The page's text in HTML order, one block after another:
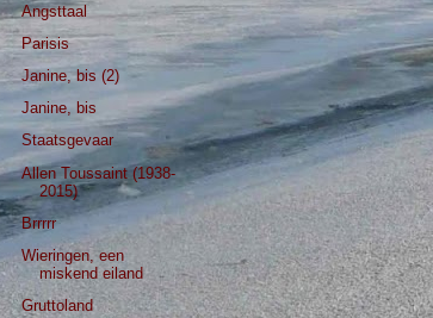
Angsttaal
Parisis
Janine, bis (2)
Janine, bis
Staatsgevaar
Allen Toussaint (1938-
2015)
Brrrrr
Wieringen, een
miskend eiland
Gruttoland